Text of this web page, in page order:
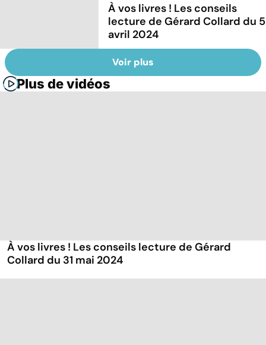
À vos livres ! Les conseils
lecture de Gérard Collard du 5
avril 2024
Voir plus
Plus de vidéos
À vos livres ! Les conseils lecture de Gérard
Collard du 31 mai 2024